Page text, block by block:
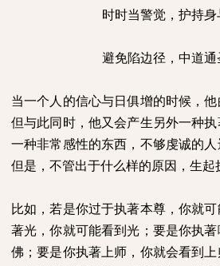
时时当警觉，护持身
避免陷边径，中道通
当一个人的信心与日俱增的时候，他
但与此同时，他又会产生另外一种
一种非常感性的东西，不够虔诚的人
但是，不管出于什么样的原因，生起
比如，若是你过于执著本尊，你就
著光，你就可能看到光；要是你执
佛；要是你执著上师，你就会看到上